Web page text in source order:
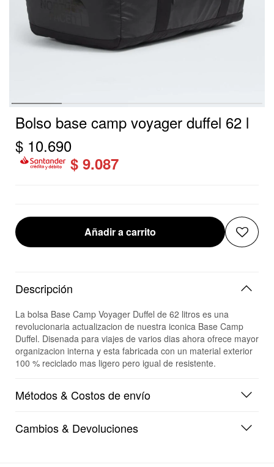
Bolso base camp voyager duffel 62 l
$ 10.690
$ 9.087
Añadir a carrito
Descripción
La bolsa Base Camp Voyager Duffel de 62 litros es una
revolucionaria actualizacion de nuestra iconica Base Camp
Duffel. Disenada para viajes de varios dias ahora ofrece mayor
organizacion interna y esta fabricada con un material exterior
100 % reciclado mas ligero pero igual de resistente.
Métodos & Costos de envío
Cambios & Devoluciones